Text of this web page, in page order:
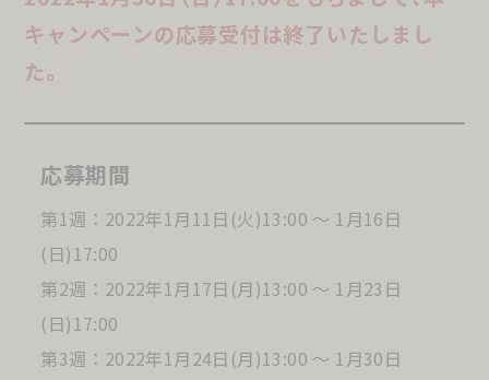
キャンペーンの応募受付は終了いたしまし
た。
応募期間
第1週 ： 2022年1月11日(火)13:00 ～ 1月16日
(日)17:00
第2週 ： 2022年1月17日(月)13:00 ～ 1月23日
(日)17:00
第3週 ： 2022年1月24日(月)13:00 ～ 1月30日